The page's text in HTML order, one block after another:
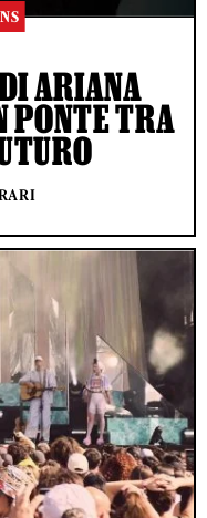
ARIANA
PONTE TRA